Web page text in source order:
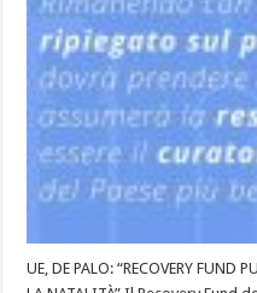
UE, DE PALO: “RECOVERY FUND